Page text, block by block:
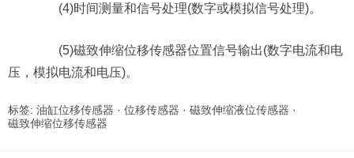
(4)时间测量和信号处理(数字或模拟信号处理)。
(5)磁致伸缩位移传感器位置信号输出(数字电流和电
压，模拟电流和电压)。
标签: 油缸位移传感器 · 位移传感器 · 磁致伸缩液位传感器 ·
磁致伸缩位移传感器